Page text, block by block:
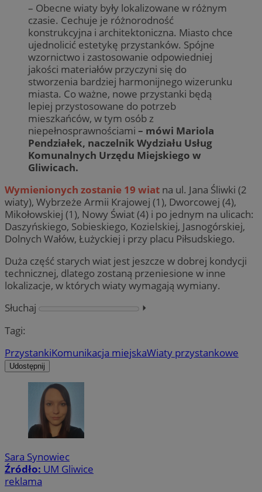
– Obecne wiaty były lokalizowane w różnym
czasie. Cechuje je różnorodność
konstrukcyjna i architektoniczna. Miasto chce
ujednolicić estetykę przystanków. Spójne
wzornictwo i zastosowanie odpowiedniej
jakości materiałów przyczyni się do
stworzenia bardziej harmonijnego wizerunku
miasta. Co ważne, nowe przystanki będą
lepiej przystosowane do potrzeb
mieszkańców, w tym osób z
niepełnosprawnościami – mówi Mariola
Pendziałek, naczelnik Wydziału Usług
Komunalnych Urzędu Miejskiego w
Gliwicach.
Wymienionych zostanie 19 wiat na ul. Jana Śliwki (2
wiaty), Wybrzeże Armii Krajowej (1), Dworcowej (4),
Mikołowskiej (1), Nowy Świat (4) i po jednym na ulicach:
Daszyńskiego, Sobieskiego, Kozielskiej, Jasnogórskiej,
Dolnych Wałów, Łużyckiej i przy placu Piłsudskiego.
Duża część starych wiat jest jeszcze w dobrej kondycji
technicznej, dlatego zostaną przeniesione w inne
lokalizacje, w których wiaty wymagają wymiany.
Słuchaj
⏵︎
Tagi:
PrzystankiKomunikacja miejskaWiaty przystankowe
Udostępnij
Sara Synowiec
Źródło: UM Gliwice
reklama